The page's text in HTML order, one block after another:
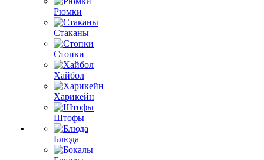
Рюмки
Стаканы
Стопки
Хайбол
Харикейн
Штофы
Блюда